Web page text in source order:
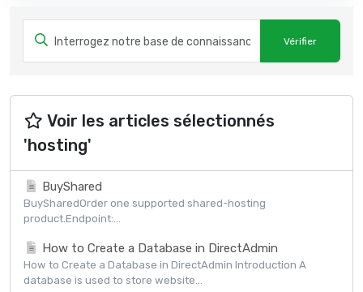
Voir les articles sélectionnés
'hosting'
BuyShared
BuySharedOrder one supported shared-hosting
product.Endpoint:...
How to Create a Database in DirectAdmin
How to Create a Database in DirectAdmin Introduction A
database is used to store website...